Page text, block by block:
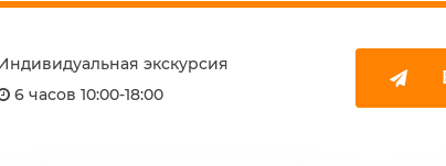
экскурсия
6 часов 10:00-18:00